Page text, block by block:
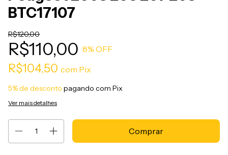
BTC17107
R$120,00
R$110,00 8% OFF
R$104,50 com Pix
5% de desconto pagando com Pix
Ver mais detalhes